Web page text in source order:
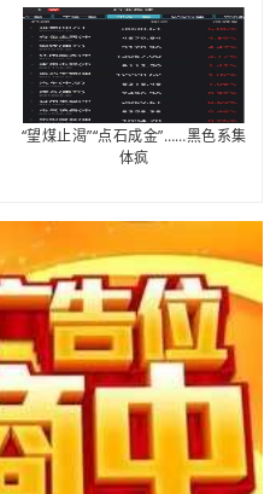
“望煤止渴”“点石成金”……黑色系集
体疯